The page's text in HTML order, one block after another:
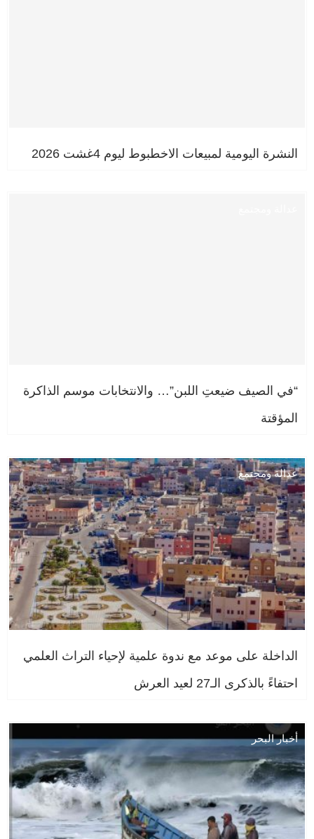
النشرة اليومية لمبيعات الاخطبوط ليوم 4غشت 2026
“في الصيف ضيعتِ اللبن”… والانتخابات موسم الذاكرة
المؤقتة
عدالة ومجتمع
الداخلة على موعد مع ندوة علمية لإحياء التراث العلمي
احتفاءً بالذكرى الـ27 لعيد العرش
أخبار البحر